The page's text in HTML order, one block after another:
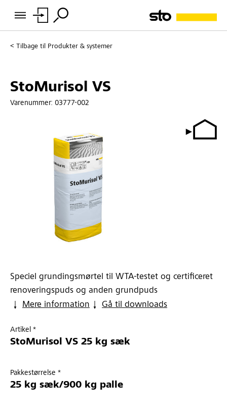
Tilbage til Produkter & systemer
StoMurisol VS
Varenummer: 03777-002
Speciel grundingsmørtel til WTA-testet og certificeret
renoveringspuds og anden grundpuds
Mere information
Gå til downloads
Artikel *
StoMurisol VS 25 kg sæk
Pakkestørrelse *
25 kg sæk/900 kg palle